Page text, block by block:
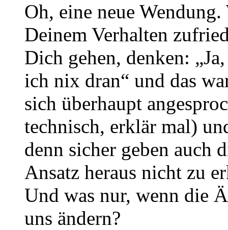
Oh, eine neue
Deinem Verhalten
Dich gehen, denken:
ich nix dran“ und das
sich überhaupt
technisch, erklär mal)
denn sicher geben auch
Ansatz heraus nicht zu
Und was nur, wenn die
uns ändern?